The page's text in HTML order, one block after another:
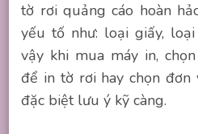
tờ rơi quảng cáo hoàn
yếu tố như: loại giấy,
vậy khi mua máy in, chọn
để in tờ rơi hay chọn đơn
đặc biệt lưu ý kỹ càng.